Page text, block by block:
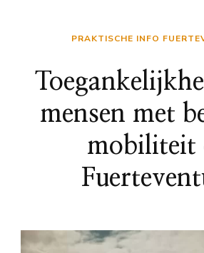
PRAKTISCHE INFO
mensen met
mobiliteit